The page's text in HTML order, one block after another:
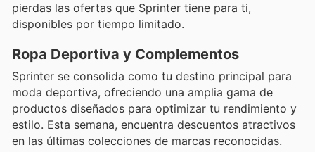
pierdas las ofertas que Sprinter tiene para ti,
disponibles por tiempo limitado.
Ropa Deportiva y Complementos
Sprinter se consolida como tu destino principal para
moda deportiva, ofreciendo una amplia gama de
productos diseñados para optimizar tu rendimiento y
estilo. Esta semana, encuentra descuentos atractivos
en las últimas colecciones de marcas reconocidas.